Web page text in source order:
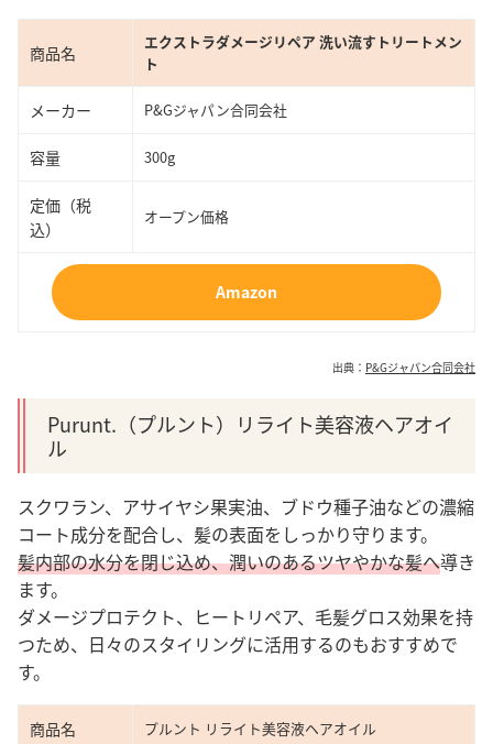
商品名
エクストラダメージリペア 洗い流すトリートメン
ト
メーカー P&Gジャパン合同会社
容量 300g
定価（税
込）
オープン価格
Amazon
出典： P&Gジャパン合同会社
Purunt.（プルント）リライト美容液ヘアオイ
ル
スクワラン、アサイヤシ果実油、ブドウ種子油などの濃縮
コート成分を配合し、髪の表面をしっかり守ります。
髪内部の水分を閉じ込め、潤いのあるツヤやかな髪へ導き
ます。
ダメージプロテクト、ヒートリペア、毛髪グロス効果を持
つため、日々のスタイリングに活用するのもおすすめで
す。
商品名 プルント リライト美容液ヘアオイル